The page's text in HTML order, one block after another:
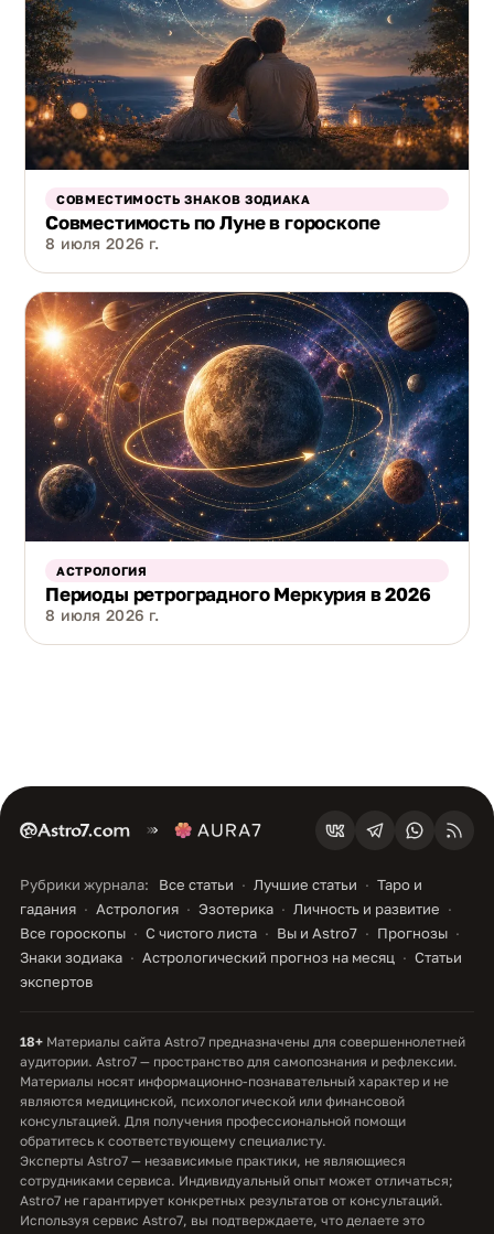
СОВМЕСТИМОСТЬ ЗНАКОВ ЗОДИАКА
Совместимость по Луне в гороскопе
8 июля 2026 г.
АСТРОЛОГИЯ
Периоды ретроградного Меркурия в 2026
8 июля 2026 г.
Рубрики журнала: Все статьи Лучшие статьи
Таро и
гадания
Астрология Эзотерика
Личность и развитие
Все гороскопы
С чистого листа Вы и Astro7
Прогнозы
Знаки зодиака
Астрологический прогноз на месяц
Статьи
экспертов
18+ Материалы сайта Astro7 предназначены для совершеннолетней
аудитории. Astro7 — пространство для самопознания и рефлексии.
Материалы носят информационно-познавательный характер и не
являются медицинской, психологической или финансовой
консультацией. Для получения профессиональной помощи
обратитесь к соответствующему специалисту.
Эксперты Astro7 — независимые практики, не являющиеся
сотрудниками сервиса. Индивидуальный опыт может отличаться;
Astro7 не гарантирует конкретных результатов от консультаций.
Используя сервис Astro7, вы подтверждаете, что делаете это